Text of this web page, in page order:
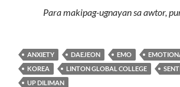
Para makipag-ugnayan sa awtor,
ANXIETY DAEJEON EMO
KOREA
LINTON GLOBAL COLLEGE
UP DILIMAN